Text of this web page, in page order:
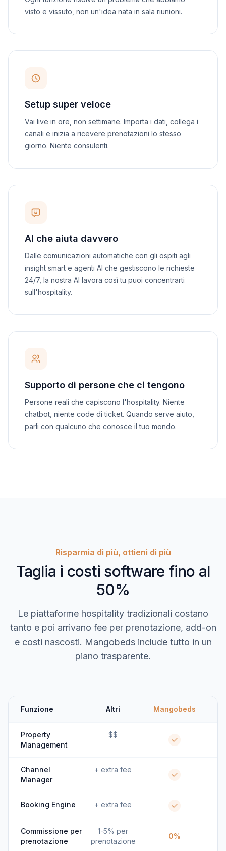
visto e vissuto, non un'idea nata in sala riunioni.
Setup super veloce
Vai live in ore, non settimane. Importa i dati, collega i
canali e inizia a ricevere prenotazioni lo stesso
giorno. Niente consulenti.
AI che aiuta davvero
Dalle comunicazioni automatiche con gli ospiti agli
insight smart e agenti AI che gestiscono le richieste
24/7, la nostra AI lavora così tu puoi concentrarti
sull'hospitality.
Supporto di persone che ci tengono
Persone reali che capiscono l'hospitality. Niente
chatbot, niente code di ticket. Quando serve aiuto,
parli con qualcuno che conosce il tuo mondo.
Risparmia di più, ottieni di più
Taglia i costi software fino al
50%
Le piattaforme hospitality tradizionali costano
tanto e poi arrivano fee per prenotazione, add-on
e costi nascosti. Mangobeds include tutto in un
piano trasparente.
Funzione Altri Mangobeds
Property
Management
$$
Channel
Manager
+ extra fee
Booking Engine + extra fee
Commissione per
prenotazione
1-5% per
prenotazione
0%